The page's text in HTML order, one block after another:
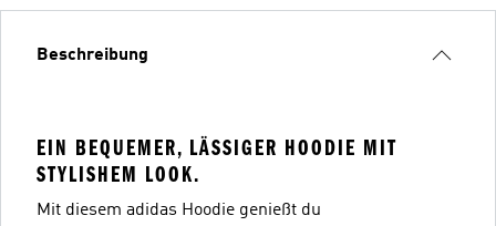
Beschreibung
EIN BEQUEMER, LÄSSIGER HOODIE MIT
STYLISHEM LOOK.
Mit diesem adidas Hoodie genießt du